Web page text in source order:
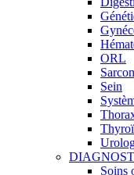
ORL
Sein
Soins